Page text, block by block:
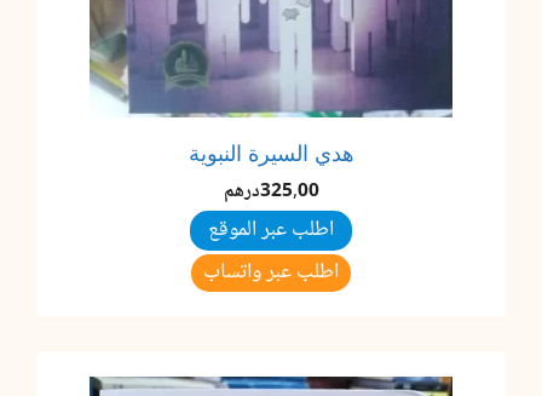
هدي السيرة النبوية
325,00درهم
اطلب عبر الموقع
اطلب عبر واتساب